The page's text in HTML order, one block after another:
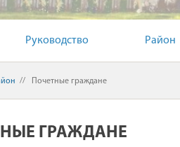
Руководство Район
// Почетные граждане
ГРАЖДАНЕ